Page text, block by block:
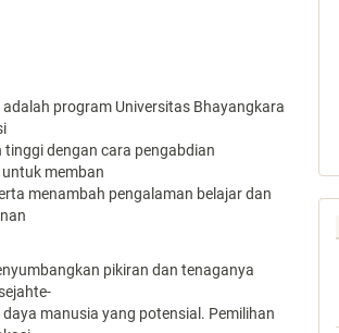
program Universitas Bhayangkara
dengan cara pengabdian
memban
menambah pengalaman belajar dan
pikiran dan tenaganya
manusia yang potensial. Pemilihan